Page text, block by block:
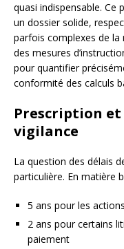
quasi indispensable.
un dossier solide,
parfois complexes de
des mesures
pour quantifier
conformité des calculs
Prescription et
vigilance
La question des délais
particulière. En matière
5 ans pour les
2 ans pour certains
paiement